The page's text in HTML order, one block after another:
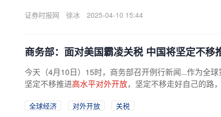
证券时报网 徐冰 2025-04-10 15:44
商务部：面对美国霸凌关税 中国将坚定不移
今天（4月10日）15时，商务部召开例行新闻...作为全
坚定不移推进高水平对外开放，坚定不移走好自己的路
全球经济 对外开放
关税